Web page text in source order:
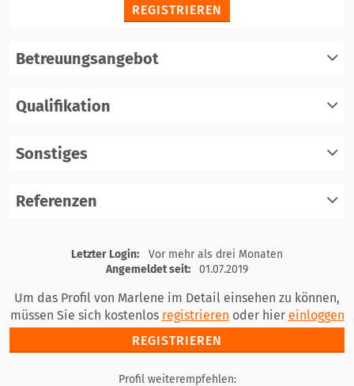
REGISTRIEREN
Betreuungsangebot
Qualifikation
Sonstiges
Referenzen
registrieren
einloggen
Letzter Login:
Vor mehr als drei Monaten
Angemeldet seit:
01.07.2019
Um das Profil von Marlene im Detail einsehen zu können,
müssen Sie sich kostenlos registrieren oder hier einloggen
REGISTRIEREN
Profil weiterempfehlen: